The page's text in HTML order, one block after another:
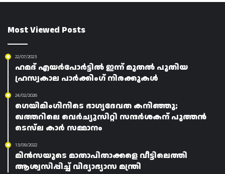
Most Viewed Posts
22/07/2023
ഹമദ് എയർപോർട്ടിൽ ഇന്ന് മുതൽ പുതിയ
ഹ്രസ്വകാല പാർക്കിംഗ് നിരക്കുകൾ
24/02/2026
ഗെയിമിംഗിനിടെ ഭാഗ്യദേവത കനിഞ്ഞു;
ഖത്തറിലെ വെർച്യുസിറ്റി സന്ദർശകന് പുത്തൻ
ടെസ്‌ല കാർ സമ്മാനം
13/09/2022
മിൻസയുടെ മാതാപിതാക്കളെ വീട്ടിലെത്തി
ആശ്വസിപ്പിച്ച് വിദ്യാഭ്യാസ മന്ത്രി